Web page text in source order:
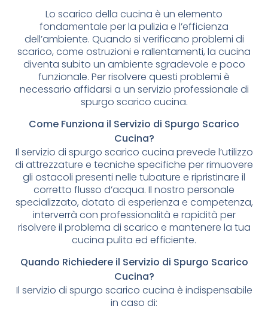
Lo scarico della cucina è un elemento
fondamentale per la pulizia e l’efficienza
dell’ambiente. Quando si verificano problemi di
scarico, come ostruzioni e rallentamenti, la cucina
diventa subito un ambiente sgradevole e poco
funzionale. Per risolvere questi problemi è
necessario affidarsi a un servizio professionale di
spurgo scarico cucina.
Come Funziona il Servizio di Spurgo Scarico
Cucina?
Il servizio di spurgo scarico cucina prevede l’utilizzo
di attrezzature e tecniche specifiche per rimuovere
gli ostacoli presenti nelle tubature e ripristinare il
corretto flusso d’acqua. Il nostro personale
specializzato, dotato di esperienza e competenza,
interverrà con professionalità e rapidità per
risolvere il problema di scarico e mantenere la tua
cucina pulita ed efficiente.
Quando Richiedere il Servizio di Spurgo Scarico
Cucina?
Il servizio di spurgo scarico cucina è indispensabile
in caso di: